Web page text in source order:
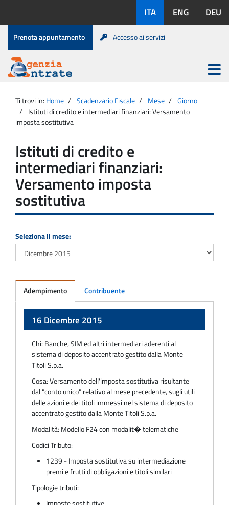
contenuto
disponibili:
ITA ENG DEU
Menu
di
servizio
Prenota appuntamento Accesso ai servizi
Agenzia
Entrate
Apri
menu
principale
Ti trovi in: Home Scadenzario Fiscale Mese
Giorno
Istituti di credito e intermediari finanziari: Versamento
imposta sostitutiva
Istituti di credito e
intermediari finanziari:
Versamento imposta
sostitutiva
Seleziona il mese:
Adempimento Contribuente
16 Dicembre 2015
Chi: Banche, SIM ed altri intermediari aderenti al
sistema di deposito accentrato gestito dalla Monte
Titoli S.p.a.
Cosa:Versamento dell'imposta sostitutiva risultante
dal "conto unico" relativo al mese precedente, sugli utili
delle azioni e dei titoli immessi nel sistema di deposito
accentrato gestito dalla Monte Titoli S.p.a.
Modalità: Modello F24 con modalit� telematiche
Codici Tributo:
1239 - Imposta sostitutiva su intermediazione
premi e frutti di obbligazioni e titoli similari
Tipologie tributi: